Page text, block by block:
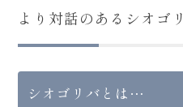
より対話のあるシオゴ
シオゴリバとは…